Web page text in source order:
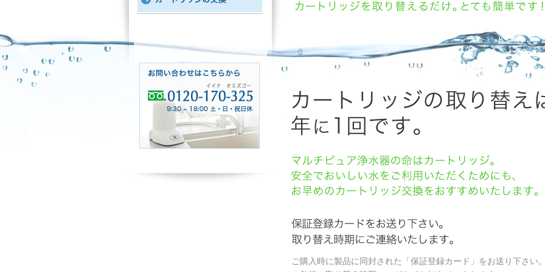
ご購入時に製品に同封された「保証登録カード」をお送り下さい